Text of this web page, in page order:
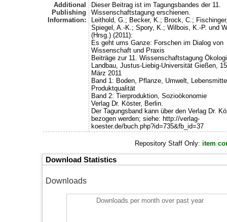
Additional
Publishing
Information:
Dieser Beitrag ist im Tagungsbandes der 11.
Wissenschaftstagung erschienen.
Leithold, G.; Becker, K.; Brock, C.;
Spiegel, A.-K.; Spory, K.; Wilbois, K.-P. und
(Hrsg.) (2011):
Es geht ums Ganze: Forschen im Dialog von
Wissenschaft und Praxis
Beiträge zur 11. Wissenschaftstagung
Landbau, Justus-Liebig-Universität Gießen,
März 2011
Band 1: Boden, Pflanze, Umwelt,
Produktqualität
Band 2: Tierproduktion, Sozioökonomie
Verlag Dr. Köster, Berlin.
Der Tagungsband kann über den Verlag Dr.
bezogen werden; siehe: http://verlag-
koester.de/buch.php?id=735&fb_id=37
Repository Staff Only:item
Download Statistics
Downloads
Downloads per month over past year